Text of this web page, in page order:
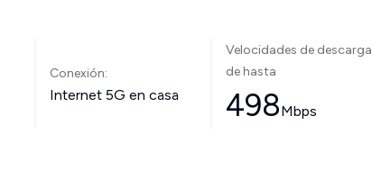
Conexión:
Internet 5G en casa
Velocidades de descarga
de hasta
498Mbps